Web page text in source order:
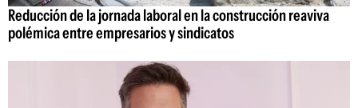
Reducción de la jornada laboral en la construcción reaviva
polémica entre empresarios y sindicatos